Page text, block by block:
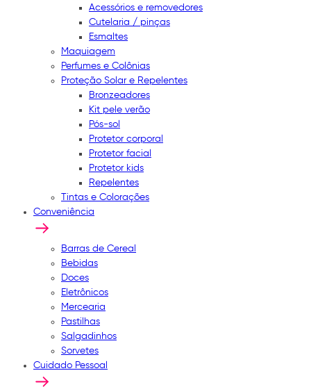
Acessórios e removedores
Cutelaria / pinças
Esmaltes
Maquiagem
Perfumes e Colônias
Proteção Solar e Repelentes
Bronzeadores
Kit pele verão
Pós-sol
Protetor corporal
Protetor facial
Protetor kids
Repelentes
Tintas e Colorações
Conveniência
Barras de Cereal
Bebidas
Doces
Eletrônicos
Mercearia
Pastilhas
Salgadinhos
Sorvetes
Cuidado Pessoal